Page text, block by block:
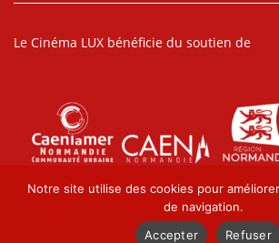
Le Cinéma LUX bénéficie du soutien de
Notre site utilise des cookies pour
de navigation.
Accepter
Refuser